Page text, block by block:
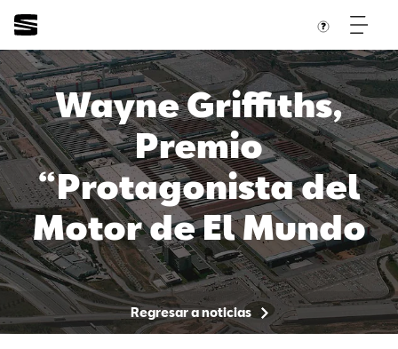
Wayne Griffiths,
Premio
“Protagonista del
Motor de El Mundo
2021”
Regresar a noticias